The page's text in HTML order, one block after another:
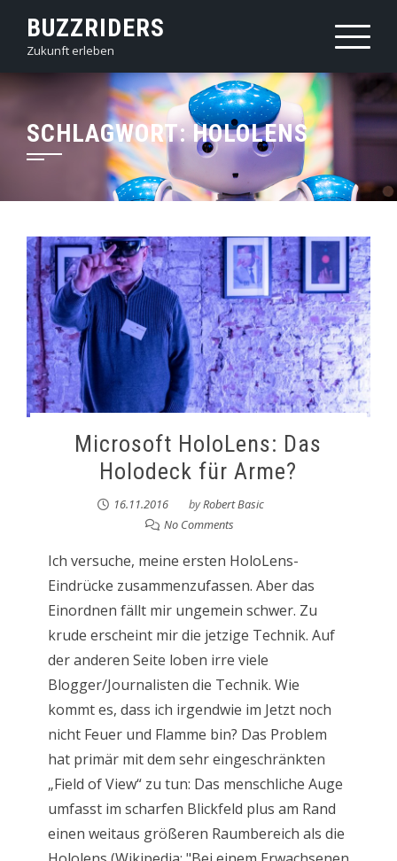
content
BUZZRIDERS
Zukunft erleben
SCHLAGWORT:HOLOLENS
Microsoft HoloLens: Das
Holodeck für Arme?
16.11.2016 byRobert Basic
No Comments
Ich versuche, meine ersten HoloLens-
Eindrücke zusammenzufassen. Aber das
Einordnen fällt mir ungemein schwer. Zu
krude erscheint mir die jetzige Technik. Auf
der anderen Seite loben irre viele
Blogger/Journalisten die Technik. Wie
kommt es, dass ich irgendwie im Jetzt noch
nicht Feuer und Flamme bin? Das Problem
hat primär mit dem sehr eingeschränkten
„Field of View“ zu tun: Das menschliche Auge
umfasst im scharfen Blickfeld plus am Rand
einen weitaus größeren Raumbereich als die